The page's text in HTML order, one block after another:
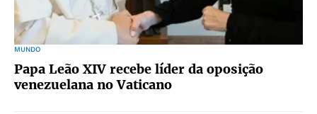
MUNDO
Papa Leão XIV recebe líder da oposição
venezuelana no Vaticano